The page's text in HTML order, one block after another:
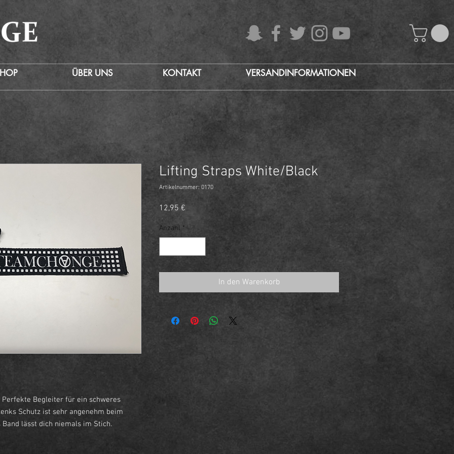
Perfekte Begleiter für ein schweres
Schutz ist sehr angenehm beim
lässt dich niemals im Stich.
Lifting Straps White/Black
Artikelnummer: 0170
12,95 €
Anzahl *
In den Warenkorb
ÜBER UNS KONTAKT VERSANDINFORMATIONEN